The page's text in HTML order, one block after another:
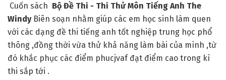
Cuốn sách Bộ Đề Thi - Thi Thử Môn Tiếng Anh The
Windy Biên soạn nhằm giúp các em học sinh làm quen
với các dạng đề thi tiếng anh tốt nghiệp trung học phổ
thông ,đồng thời vừa thử khả năng làm bài của mình ,từ
đó khắc phục các điểm phucjvaf đạt điểm cao trong kì
thi sắp tới .